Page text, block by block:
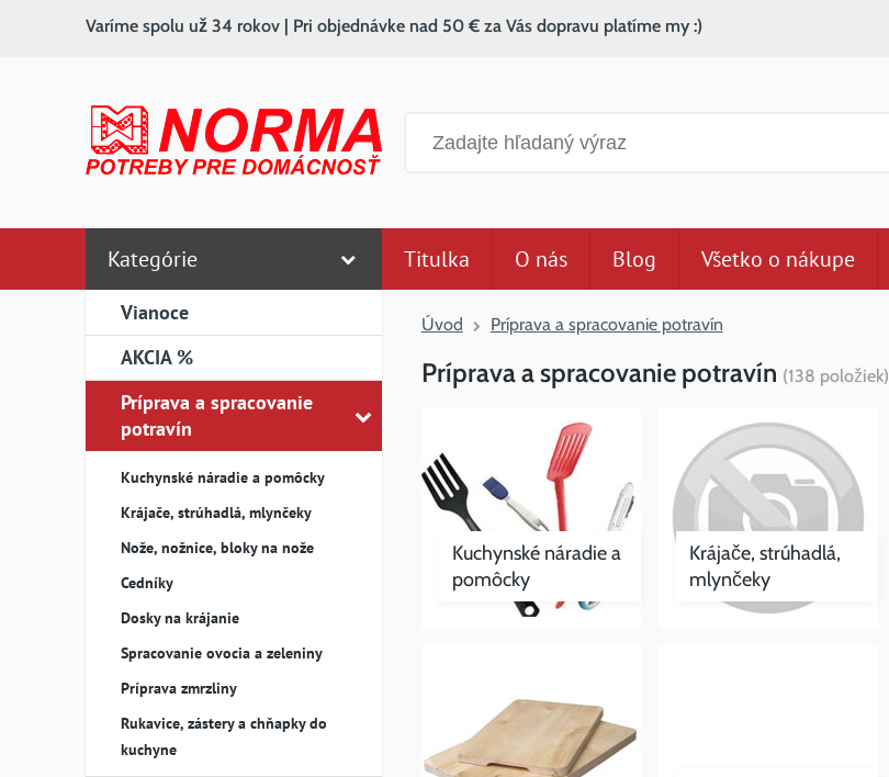
Varíme spolu už 34 rokov | Pri objednávke nad 50 € za Vás dopravu platíme my :)
Kategórie
Vianoce
AKCIA %
Príprava a spracovanie
potravín
Kuchynské náradie a pomôcky
Krájače, strúhadlá, mlynčeky
Nože, nožnice, bloky na nože
Cedníky
Dosky na krájanie
Spracovanie ovocia a zeleniny
Príprava zmrzliny
Rukavice, zástery a chňapky do
kuchyne
Titulka O nás Blog Všetko o nákupe
Úvod Príprava a spracovanie potravín
Príprava a spracovanie potravín (138 položiek)
Kuchynské náradie a
pomôcky
Krájače, strúhadlá,
mlynčeky